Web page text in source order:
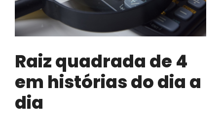
Raiz quadrada de 4
em histórias do dia a
dia